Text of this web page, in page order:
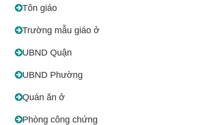
Tôn giáo
Trường mẫu giáo ở
UBND Quận
UBND Phường
Quán ăn ở
Phòng công chứng